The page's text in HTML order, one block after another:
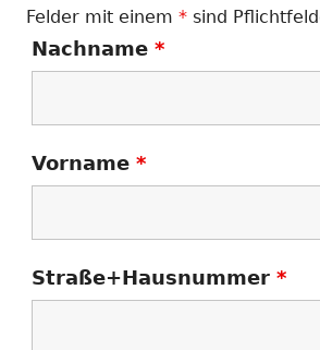
Felder mit einem * sind
Nachname *
Vorname *
Straße+Hausnummer *